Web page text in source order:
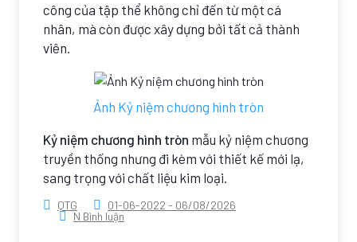
công của tập thể không chỉ đến từ một cá
nhân, mà còn được xây dựng bởi tất cả thành
viên.
Ảnh Kỷ niệm chương hình tròn
Kỷ niệm chương hình tròn mẫu kỷ niệm chương
truyền thống nhưng đi kèm với thiết kế mới lạ,
sang trọng với chất liệu kim loại.
QTG 01-06-2022 - 06/08/2026
N Bình luận